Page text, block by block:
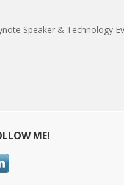
Speaker & Technology
ME!